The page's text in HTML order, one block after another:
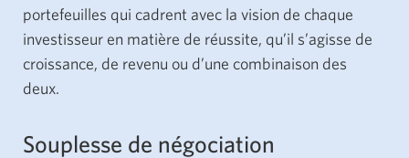
portefeuilles qui cadrent avec la vision de chaque
investisseur en matière de réussite, qu’il s’agisse de
croissance, de revenu ou d’une combinaison des
deux.
Souplesse de négociation